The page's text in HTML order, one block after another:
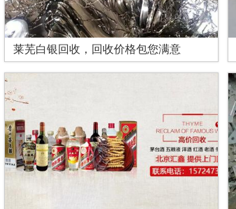
莱芜白银回收，回收价格包您满意